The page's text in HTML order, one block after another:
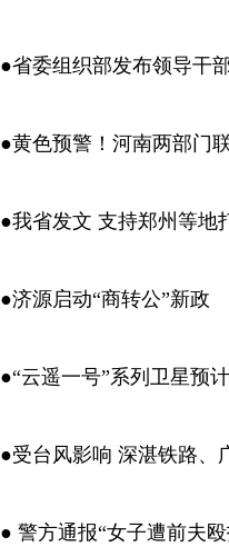
●省委组织部发布领导干
●黄色预警！河南两部门
●我省发文 支持郑州等地
●济源启动“商转公”新政
●“云遥一号”系列卫星预
●受台风影响 深湛铁路、
● 警方通报“女子遭前夫